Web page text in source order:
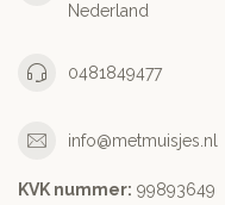
Nederland
0481849477
info@metmuisjes.nl
KVK nummer: 99893649